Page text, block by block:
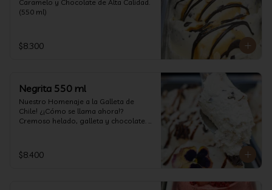
Caramelo y Chocolate de Alta Calidad.
(550 ml)
$8.300
Negrita 550 ml
Nuestro Homenaje a la Galleta de
Chile! ¿¡Cómo se llama ahora!?
Cremoso helado, galleta y chocolate.
$8.400